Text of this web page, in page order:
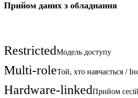
Прийом даних з обладнання
RestrictedМодель доступу
Multi-roleТой, хто навчається /
Hardware-linkedПрийом сесій